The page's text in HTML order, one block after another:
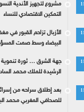
مشروع لتجهيز الأندية
التمكين الاقتصادي للنساء
الأزبال تزاحم القبور في
البيضاء وسط صمت
جهة الشرق … ثورة تنموية
الرشيدة للملك محمد
بعد إطلاق سراحه من
للصحافي المغربي محمد